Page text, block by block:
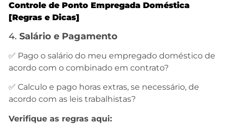
Controle de Ponto Empregada Doméstica
[Regras e Dicas]
4. Salário e Pagamento
✅ Pago o salário do meu empregado doméstico de
acordo com o combinado em contrato?
✅ Calculo e pago horas extras, se necessário, de
acordo com as leis trabalhistas?
Verifique as regras aqui: